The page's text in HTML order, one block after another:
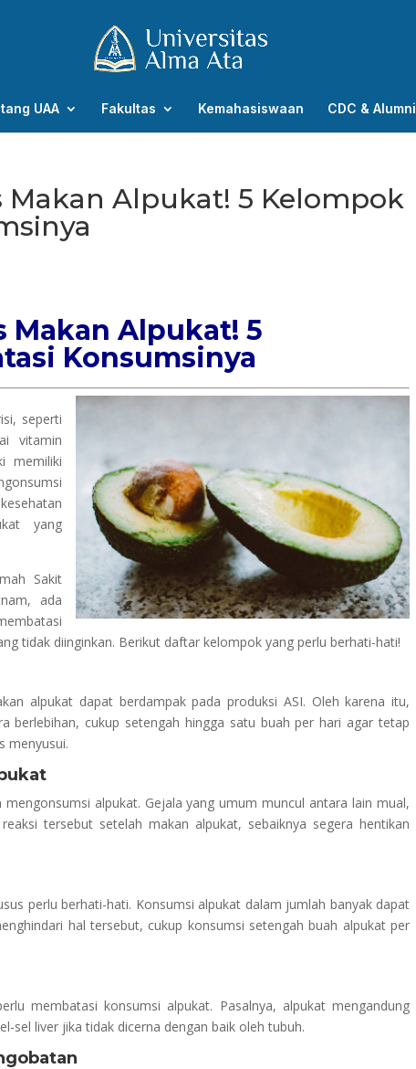
UAA Fakultas Kemahasiswaan CDC & Alumni
Makan Alpukat! 5 Kelompok
Makan Alpukat! 5
Konsumsinya
seperti
vitamin
memiliki
yang
Sakit
ada
tidak diinginkan. Berikut daftar kelompok yang perlu berhati-hati!
alpukat dapat berdampak pada produksi ASI. Oleh karena itu,
berlebihan, cukup setengah hingga satu buah per hari agar tetap
menyusui.
alpukat. Gejala yang umum muncul antara lain mual,
tersebut setelah makan alpukat, sebaiknya segera hentikan
perlu berhati-hati. Konsumsi alpukat dalam jumlah banyak dapat
hal tersebut, cukup konsumsi setengah buah alpukat per
membatasi konsumsi alpukat. Pasalnya, alpukat mengandung
sel liver jika tidak dicerna dengan baik oleh tubuh.